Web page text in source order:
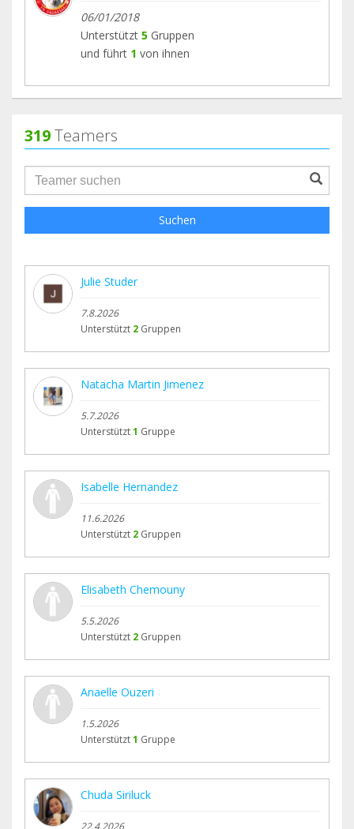
06/01/2018
Unterstützt 5 Gruppen
und führt 1 von ihnen
319Teamers
groupProfile.searchForm.search.text???
Suchen
Julie Studer
7.8.2026
Unterstützt 2 Gruppen
Natacha Martin Jimenez
5.7.2026
Unterstützt1 Gruppe
Isabelle Hernandez
11.6.2026
Unterstützt 2 Gruppen
Elisabeth Chemouny
5.5.2026
Unterstützt 2 Gruppen
Anaelle Ouzeri
1.5.2026
Unterstützt1 Gruppe
Chuda Siriluck